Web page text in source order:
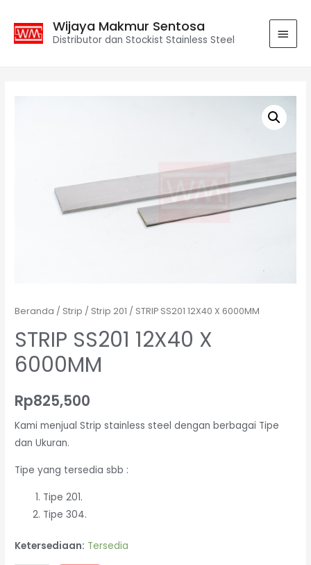
Wijaya Makmur Sentosa
Distributor dan Stockist Stainless Steel
Beranda / Strip / Strip 201 / STRIP SS201 12X40 X 6000MM
STRIP SS201 12X40 X
6000MM
Rp825,500
Kami menjual Strip stainless steel dengan berbagai Tipe
dan Ukuran.
Tipe yang tersedia sbb :
Tipe 201.
Tipe 304.
Ketersediaan: Tersedia